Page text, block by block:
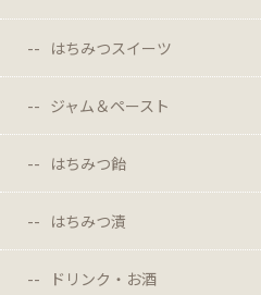
はちみつスイーツ
ジャム＆ペースト
はちみつ飴
はちみつ漬
ドリンク・お酒